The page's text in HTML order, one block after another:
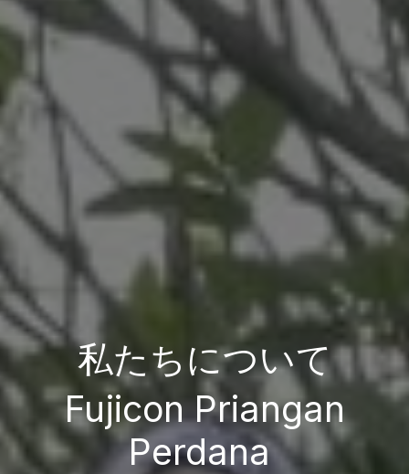
私たちについて
Fujicon Priangan
Perdana